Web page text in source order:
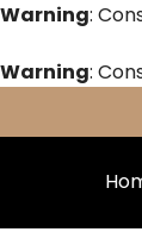
Warning:
Warning: